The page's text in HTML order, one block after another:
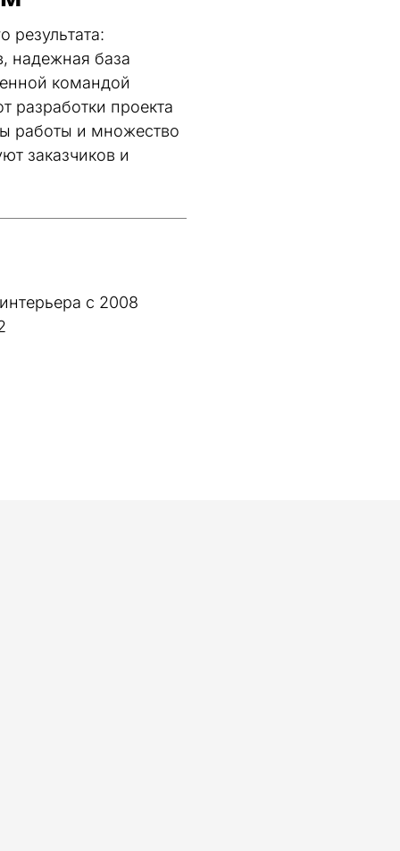
результата:
надежная база
командой
разработки проекта
работы и множество
заказчиков и
с 2008